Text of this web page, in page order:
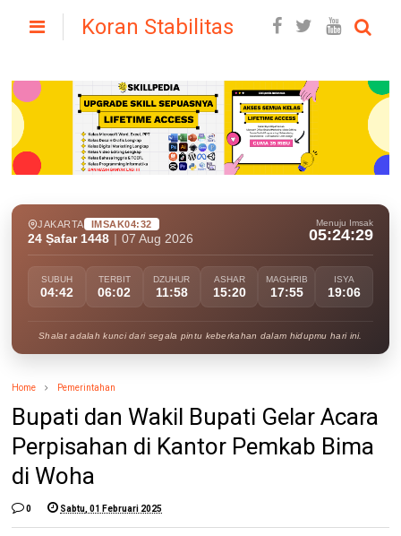
Koran Stabilitas
JAKARTA IMSAK04:32
24 Ṣafar 1448 07 Aug 2026
Menuju Imsak
05:24:28
SUBUH
04:42
TERBIT
06:02
DZUHUR
11:58
ASHAR
15:20
MAGHRIB
17:55
ISYA
19:06
Shalat adalah kunci dari segala pintu keberkahan dalam hidupmu hari ini.
Home Pemerintahan
Bupati dan Wakil Bupati Gelar Acara
Perpisahan di Kantor Pemkab Bima
di Woha
0 Sabtu, 01 Februari 2025